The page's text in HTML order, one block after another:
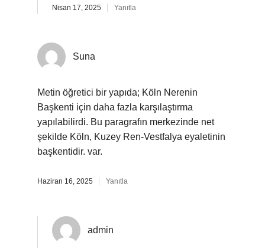
Nisan 17, 2025 Yanıtla
Suna
Metin öğretici bir yapıda; Köln Nerenin
Başkenti için daha fazla karşılaştırma
yapılabilirdi. Bu paragrafın merkezinde net
şekilde Köln, Kuzey Ren-Vestfalya eyaletinin
başkentidir. var.
Haziran 16, 2025 Yanıtla
admin